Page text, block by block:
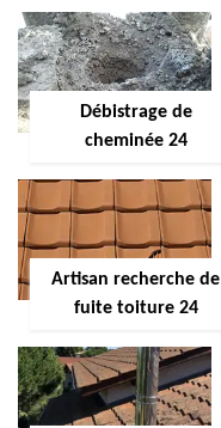
Débistrage de
cheminée 24
Artisan recherche de
fuite toiture 24